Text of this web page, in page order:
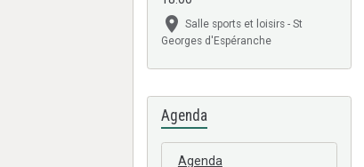
Salle sports et loisirs - St
Georges d'Espéranche
Agenda
Agenda